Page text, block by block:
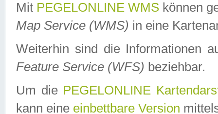
Mit PEGELONLINE WMS können
Map Service (WMS) in eine
Weiterhin sind die Informationen
Feature Service (WFS) beziehbar.
Um die PEGELONLINE
kann eine einbettbare Version